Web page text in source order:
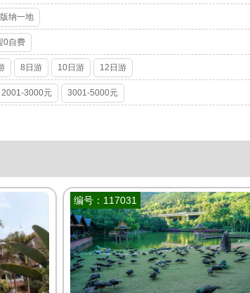
版纳一地
0自费
8日游 10日游 12日游
2001-3000元 3001-5000元
编号：117031